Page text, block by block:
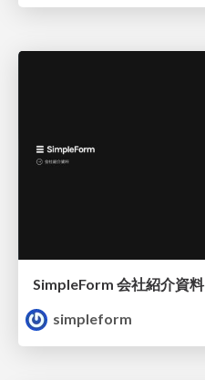
SimpleForm 会社紹介資料
simpleform